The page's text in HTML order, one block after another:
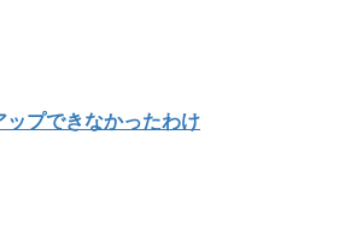
プできなかったわけ